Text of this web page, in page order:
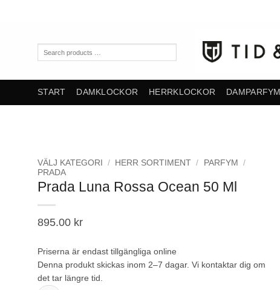
START DAMKLOCKOR HERRKLOCKOR DAMPARFYM
VÄLJ KATEGORI / HERR SORTIMENT / PARFYM
/
PRADA
Prada Luna Rossa Ocean 50 Ml
895.00 kr
Priserna är endast tillgängliga online
Denna produkt skickas inom 2–7 dagar. Vi kontaktar dig om
det tar längre tid.